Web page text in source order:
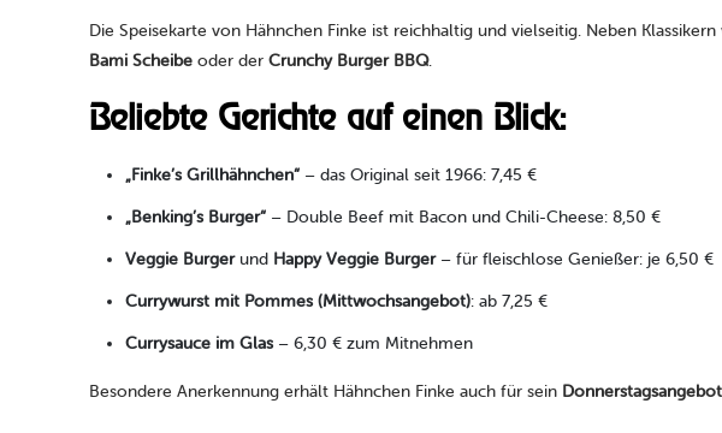
Die Speisekarte von Hähnchen Finke ist reichhaltig und vielseitig. Neben Klassikern
Bami Scheibe oder derCrunchy Burger BBQ.
Beliebte Gerichte auf einen Blick:
„Finke’s Grillhähnchen“ – das Original seit 1966: 7,45 €
„Benking’s Burger“ – Double Beef mit Bacon und Chili-Cheese: 8,50 €
Veggie Burgerund Happy Veggie Burger– für fleischlose Genießer: je 6,50 €
Currywurst mit Pommes (Mittwochsangebot): ab 7,25 €
Currysauce im Glas – 6,30 € zum Mitnehmen
Besondere Anerkennung erhält Hähnchen Finke auch für sein Donnerstagsangebot